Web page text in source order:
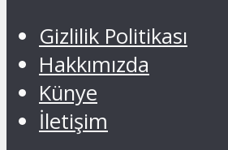
Gizlilik Politikası
Hakkımızda
Künye
İletişim